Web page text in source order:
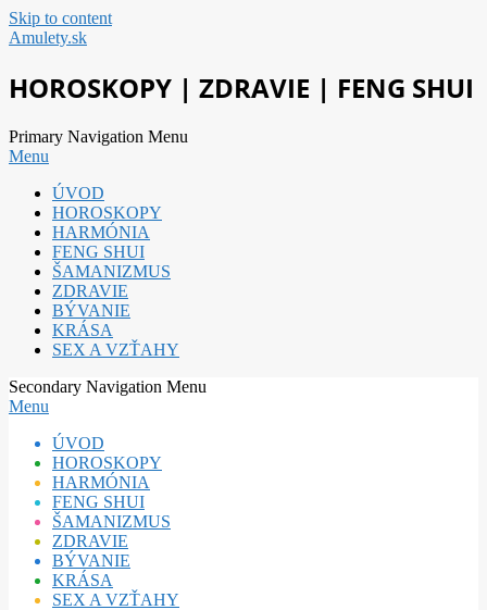
Skip to content
Amulety.sk
HOROSKOPY | ZDRAVIE | FENG SHUI
Primary Navigation Menu
Menu
ÚVOD
HOROSKOPY
HARMÓNIA
FENG SHUI
ŠAMANIZMUS
ZDRAVIE
BÝVANIE
KRÁSA
SEX A VZŤAHY
Secondary Navigation Menu
Menu
ÚVOD
HOROSKOPY
HARMÓNIA
FENG SHUI
ŠAMANIZMUS
ZDRAVIE
BÝVANIE
KRÁSA
SEX A VZŤAHY